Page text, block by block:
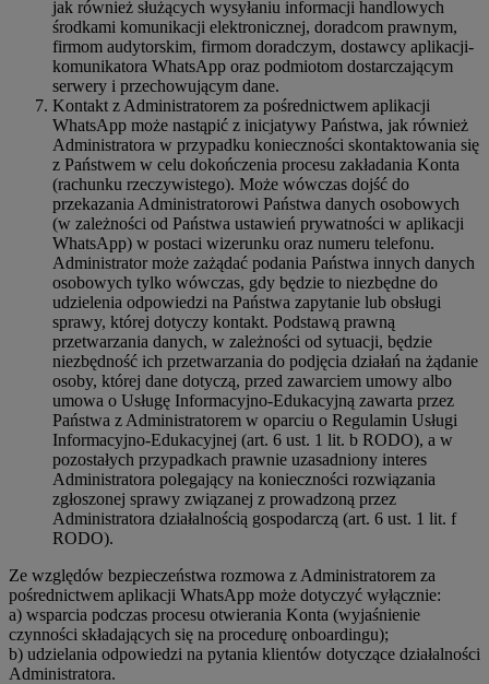
jak również służących wysyłaniu informacji handlowych
środkami komunikacji elektronicznej, doradcom prawnym,
firmom audytorskim, firmom doradczym, dostawcy aplikacji-
komunikatora WhatsApp oraz podmiotom dostarczającym
serwery i przechowującym dane.
Kontakt z Administratorem za pośrednictwem aplikacji
WhatsApp może nastąpić z inicjatywy Państwa, jak również
Administratora w przypadku konieczności skontaktowania się
z Państwem w celu dokończenia procesu zakładania Konta
(rachunku rzeczywistego). Może wówczas dojść do
przekazania Administratorowi Państwa danych osobowych
(w zależności od Państwa ustawień prywatności w aplikacji
WhatsApp) w postaci wizerunku oraz numeru telefonu.
Administrator może zażądać podania Państwa innych danych
osobowych tylko wówczas, gdy będzie to niezbędne do
udzielenia odpowiedzi na Państwa zapytanie lub obsługi
sprawy, której dotyczy kontakt. Podstawą prawną
przetwarzania danych, w zależności od sytuacji, będzie
niezbędność ich przetwarzania do podjęcia działań na żądanie
osoby, której dane dotyczą, przed zawarciem umowy albo
umowa o Usługę Informacyjno-Edukacyjną zawarta przez
Państwa z Administratorem w oparciu o Regulamin Usługi
Informacyjno-Edukacyjnej (art. 6 ust. 1 lit. b RODO), a w
pozostałych przypadkach prawnie uzasadniony interes
Administratora polegający na konieczności rozwiązania
zgłoszonej sprawy związanej z prowadzoną przez
Administratora działalnością gospodarczą (art. 6 ust. 1 lit. f
RODO).
Ze względów bezpieczeństwa rozmowa z Administratorem za
pośrednictwem aplikacji WhatsApp może dotyczyć wyłącznie:
a) wsparcia podczas procesu otwierania Konta (wyjaśnienie
czynności składających się na procedurę onboardingu);
b) udzielania odpowiedzi na pytania klientów dotyczące działalności
Administratora.